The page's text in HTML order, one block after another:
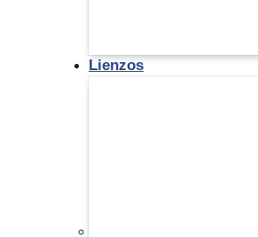
Lienzos